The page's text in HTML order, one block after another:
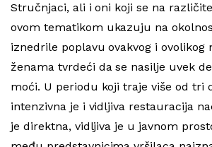
Stručnjaci, ali i oni koji se na
ovom tematikom ukazuju na
iznedrile poplavu ovakvog i ovolikog
ženama tvrdeći da se nasilje uvek
moći. U periodu koji traje više od tri
intenzivna je i vidljiva restauracija
je direktna, vidljiva je u javnom